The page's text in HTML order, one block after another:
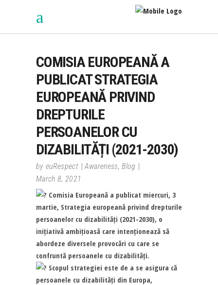
COMISIA EUROPEANĂ A
PUBLICAT STRATEGIA
EUROPEANĂ PRIVIND
DREPTURILE
PERSOANELOR CU
DIZABILITĂȚI (2021-2030)
by euRespect Awareness,Blog
March 8, 2021
Comisia Europeană a publicat miercuri, 3
martie, Strategia europeană privind drepturile
persoanelor cu dizabilități (2021-2030), o
inițiativă ambițioasă care intenționează să
abordeze diversele provocări cu care se
confruntă persoanele cu dizabilități.
Scopul strategiei este de a se asigura că
persoanele cu dizabilități din Europa,